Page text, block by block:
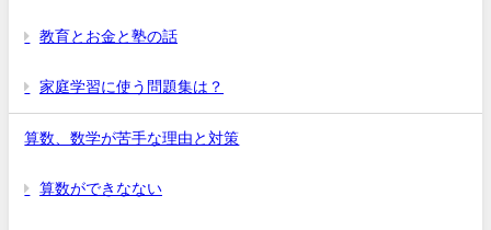
教育とお金と塾の話
家庭学習に使う問題集は？
算数、数学が苦手な理由と対策
算数ができなない